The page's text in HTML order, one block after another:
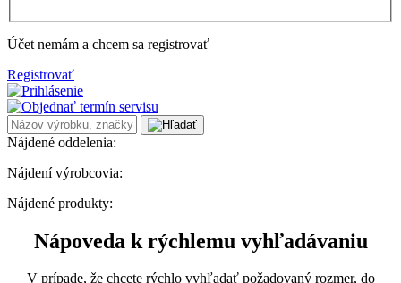
Účet nemám a chcem sa registrovať
Registrovať
Nájdené oddelenia:
Nájdení výrobcovia:
Nájdené produkty:
Nápoveda k rýchlemu vyhľadávaniu
V prípade, že chcete rýchlo vyhľadať požadovaný rozmer, do